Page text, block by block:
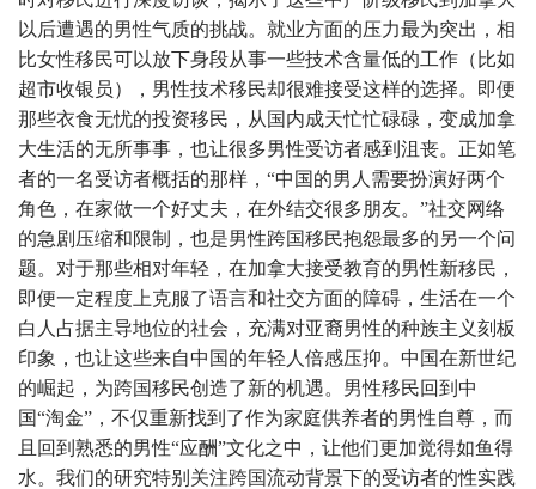
以后遭遇的男性气质的挑战。就业方面的压力最为突出，相
比女性移民可以放下身段从事一些技术含量低的工作（比如
超市收银员），男性技术移民却很难接受这样的选择。即便
那些衣食无忧的投资移民，从国内成天忙忙碌碌，变成加拿
大生活的无所事事，也让很多男性受访者感到沮丧。正如笔
者的一名受访者概括的那样，“中国的男人需要扮演好两个
角色，在家做一个好丈夫，在外结交很多朋友。”社交网络
的急剧压缩和限制，也是男性跨国移民抱怨最多的另一个问
题。对于那些相对年轻，在加拿大接受教育的男性新移民，
即便一定程度上克服了语言和社交方面的障碍，生活在一个
白人占据主导地位的社会，充满对亚裔男性的种族主义刻板
印象，也让这些来自中国的年轻人倍感压抑。中国在新世纪
的崛起，为跨国移民创造了新的机遇。男性移民回到中
国“淘金”，不仅重新找到了作为家庭供养者的男性自尊，而
且回到熟悉的男性“应酬”文化之中，让他们更加觉得如鱼得
水。我们的研究特别关注跨国流动背景下的受访者的性实践